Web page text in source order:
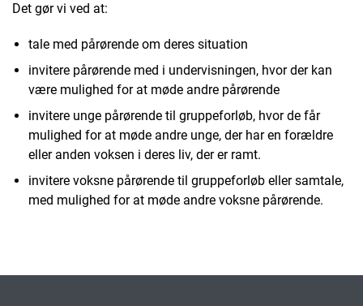
Det gør vi ved at:
tale med pårørende om deres situation
invitere pårørende med i undervisningen, hvor der kan
være mulighed for at møde andre pårørende
invitere unge pårørende til gruppeforløb, hvor de får
mulighed for at møde andre unge, der har en forældre
eller anden voksen i deres liv, der er ramt.
invitere voksne pårørende til gruppeforløb eller samtale,
med mulighed for at møde andre voksne pårørende.